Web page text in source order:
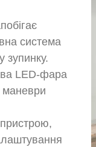
система
зупинку.
LED-фара
маневри